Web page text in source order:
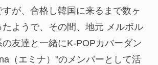
が、合格し韓国に来るまで数ヶ
たようで、その間、地元 メルボル
友達と一緒にK-POPカバーダン
（エミナ）”のメンバーとして活